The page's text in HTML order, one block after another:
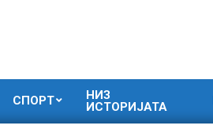
СПОРТ
НИЗ
ИСТОРИЈАТА